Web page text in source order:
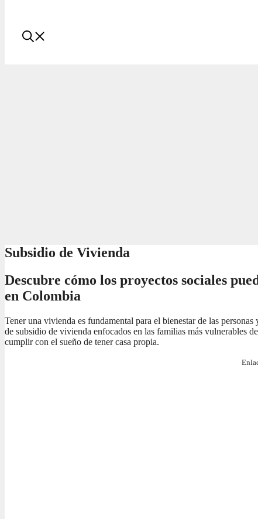
Subsidio de Vivienda
Descubre cómo los proyectos sociales
en Colombia
Tener una vivienda es fundamental para el bienestar de las
de subsidio de vivienda enfocados en las familias más vulnerables
cumplir con el sueño de tener casa propia.